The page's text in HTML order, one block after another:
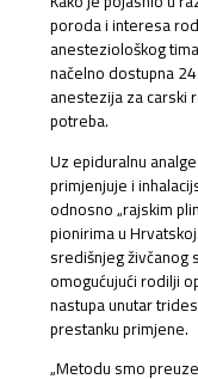
poroda i interesa
anesteziološkog
načelno dostupna
anestezija za carski
potreba.
Uz epiduralnu
primjenjuje i
odnosno „rajskim
pionirima u
središnjeg živčanog
omogućujući rodilji
nastupa unutar
prestanku primjene.
„Metodu smo